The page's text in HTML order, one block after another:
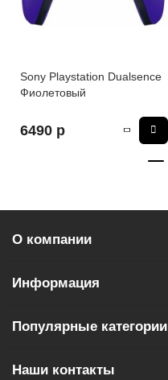
Sony Playstation Dualsence
Фиолетовый
6490 р
О компании
Информация
Популярные категории
Наши контакты